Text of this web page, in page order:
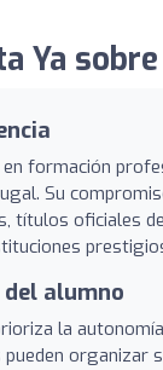
Ya
formación
Su
títulos oficiales
alumno
la
organizar